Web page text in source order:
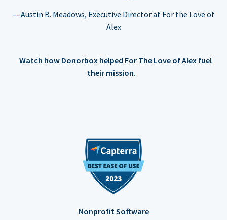
— Austin B. Meadows, Executive Director at For the Love of
Alex
Watch how Donorbox helped For The Love of Alex fuel
their mission.
Nonprofit Software